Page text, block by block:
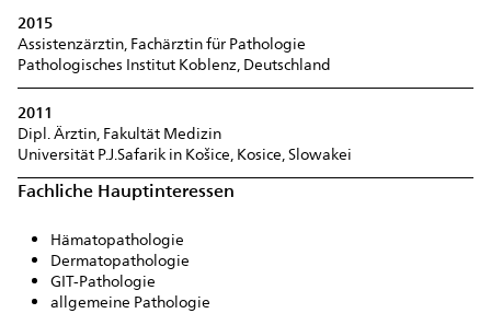
2015
Assistenzärztin, Fachärztin für Pathologie
Pathologisches Institut Koblenz, Deutschland
2011
Dipl. Ärztin, Fakultät Medizin
Universität P.J.Safarik in Košice, Kosice, Slowakei
Fachliche Hauptinteressen
Hämatopathologie
Dermatopathologie
GIT-Pathologie
allgemeine Pathologie